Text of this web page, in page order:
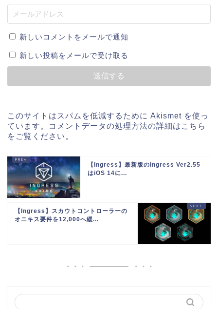
新しいコメントをメールで通知
新しい投稿をメールで受け取る
このサイトはスパムを低減するために Akismet を使っ
ています。
コメントデータの処理方法の詳細はこちら
をご覧ください 。
【Ingress】最新版のIngress Ver2.55
はiOS 14に...
【Ingress】スカウトコントローラーの
オニキス要件を12,000へ緩...